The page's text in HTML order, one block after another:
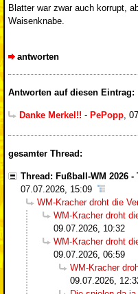
Blatter war zwar auch korrupt,
Waisenknabe.
antworten
Antworten auf diesen Eintrag:
Danke Merkel!! - PePopp,
gesamter Thread:
Thread: Fußball-WM 2026 -
07.07.2026, 15:09
WM-Kracher droht die
WM-Kracher droht
09.07.2026, 10:32
WM-Kracher droht
09.07.2026, 06:59
WM-Kracher
09.07.2026,